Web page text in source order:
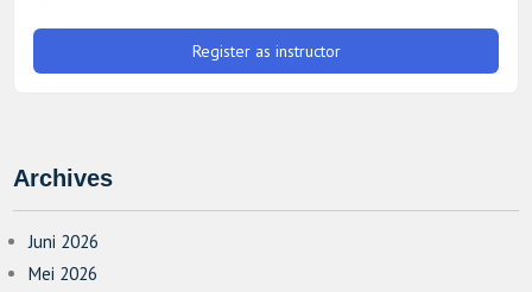
Register as instructor
Archives
Juni 2026
Mei 2026